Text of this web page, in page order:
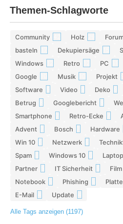
Themen-Schlagworte
Community Holz
basteln Dekupiersäge
Windows Retro PC
Google Musik Projekt
Software Video Deko
Betrug Googlebericht
Smartphone Retro-Ecke
Advent Bosch Hardware
Win 10 Netzwerk
Spam Windows 10 Laptop
Partner IT Sicherheit Film
Notebook Phishing
E-Mail Update
Alle Tags anzeigen (1197)